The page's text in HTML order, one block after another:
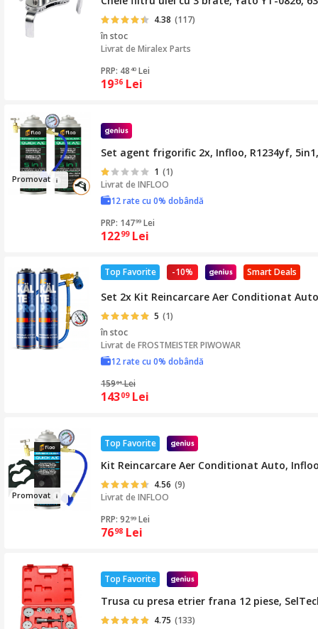
4.38 (117)
în stoc
Livrat deMiralex Parts
PRP: 48 40 Lei
1936 Lei
Promovat
Set agent frigorific 2x, Infloo, R1234yf,
1 (1)
Livrat deINFLOO
12 rate cu 0% dobândă
PRP: 14799 Lei
12299 Lei
Smart Deals
-10%
Top Favorite
Set 2x Kit Reincarcare Aer Conditionat
5 (1)
în stoc
Livrat deFROSTMEISTER PIWOWAR
12 rate cu 0% dobândă
15901 Lei
14309 Lei
Promovat
Top Favorite
Kit Reincarcare Aer Conditionat Auto,
4.56 (9)
Livrat deINFLOO
PRP: 9299 Lei
7698 Lei
Top Favorite
Trusa cu presa etrier frana 12 piese,
4.75 (133)